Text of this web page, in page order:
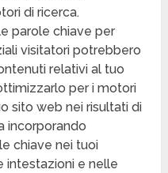
di ricerca.
parole chiave per
visitatori potrebbero
relativi al tuo
per i motori
sito web nei risultati di
incorporando
chiave nei tuoi
intestazioni e nelle